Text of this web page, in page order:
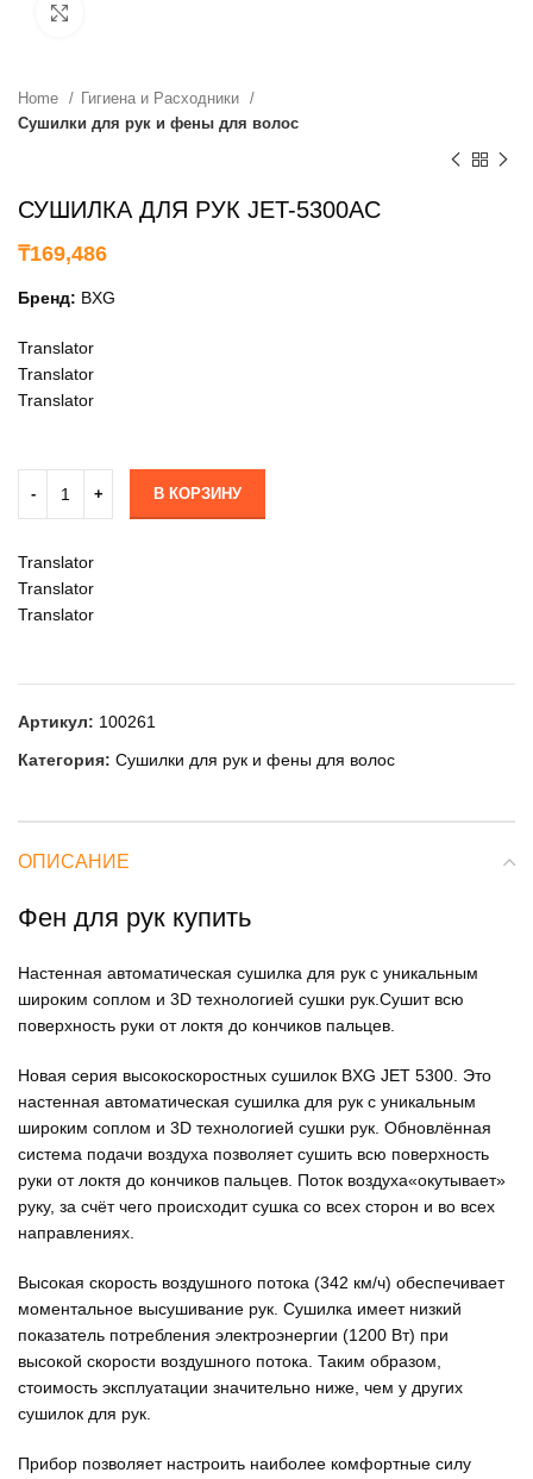
Home
Гигиена и Расходники
Сушилки для рук и фены для волос
СУШИЛКА ДЛЯ РУК JET-5300AC
₸169,486
Бренд: BXG
Translator
Translator
Translator
В КОРЗИНУ
Translator
Translator
Translator
Артикул: 100261
Категория: Сушилки для рук и фены для волос
ОПИСАНИЕ
Фен для рук купить
Настенная автоматическая сушилка для рук с уникальным
широким соплом и 3D технологией сушки рук.Сушит всю
поверхность руки от локтя до кончиков пальцев.
Новая серия высокоскоростных сушилок BXG JET 5300. Это
настенная автоматическая сушилка для рук с уникальным
широким соплом и 3D технологией сушки рук. Обновлённая
система подачи воздуха позволяет сушить всю поверхность
руки от локтя до кончиков пальцев. Поток воздуха«окутывает»
руку, за счёт чего происходит сушка со всех сторон и во всех
направлениях.
Высокая скорость воздушного потока (342 км/ч) обеспечивает
моментальное высушивание рук. Сушилка имеет низкий
показатель потребления электроэнергии (1200 Вт) при
высокой скорости воздушного потока. Таким образом,
стоимость эксплуатации значительно ниже, чем у других
сушилок для рук.
Прибор позволяет настроить наиболее комфортные силу